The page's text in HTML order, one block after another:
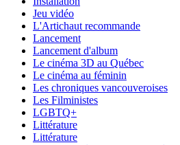
Jeu vidéo
L'Artichaut recommande
Lancement
Lancement d'album
Le cinéma 3D au Québec
Le cinéma au féminin
Les chroniques vancouveroises
Les Filministes
LGBTQ+
Littérature
Littérature